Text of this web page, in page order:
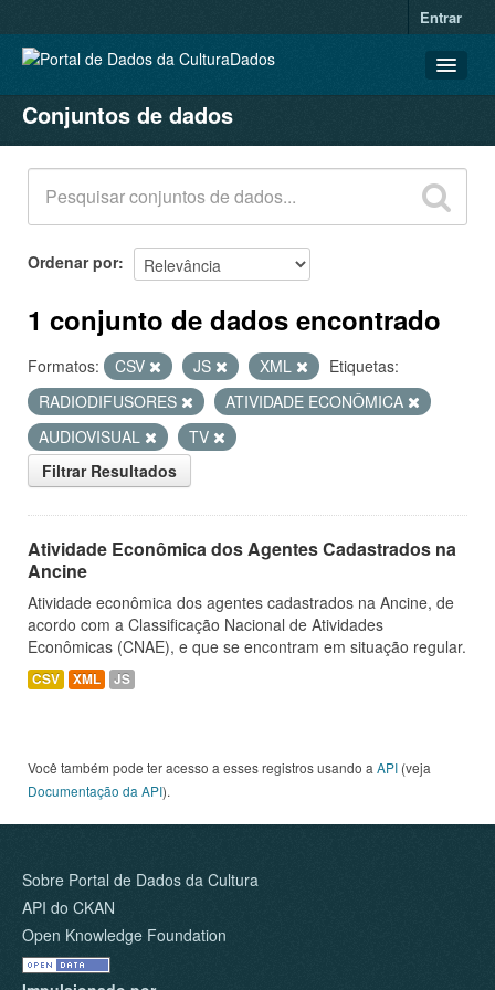
Entrar
CONJUNTOS DE DADOS
ORGANIZAÇÕES
GRUPOS
SOBRE
Conjuntos de dados
Ordenar por
1 conjunto de dados encontrado
Formatos: CSV JS XML
Etiquetas:
RADIODIFUSORES
ATIVIDADE ECONÔMICA
AUDIOVISUAL
TV
Filtrar Resultados
Atividade Econômica dos Agentes Cadastrados na
Ancine
Atividade econômica dos agentes cadastrados na Ancine, de
acordo com a Classificação Nacional de Atividades
Econômicas (CNAE), e que se encontram em situação regular.
CSV XML JS
Você também pode ter acesso a esses registros usando a API (veja
Documentação da API).
Sobre Portal de Dados da Cultura
API do CKAN
Open Knowledge Foundation